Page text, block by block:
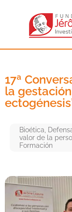
17ª
la
Bioética
valor de la
Formación